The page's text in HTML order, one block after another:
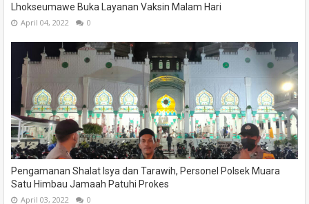
Lhokseumawe Buka Layanan Vaksin Malam Hari
April 04, 2022 0
Pengamanan Shalat Isya dan Tarawih, Personel Polsek Muara
Satu Himbau Jamaah Patuhi Prokes
April 03, 2022 0